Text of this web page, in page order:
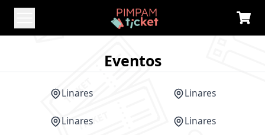
Eventos
Linares Linares
Linares Linares